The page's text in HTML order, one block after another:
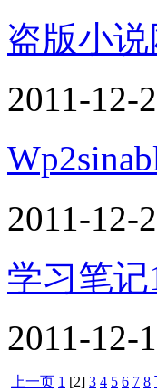
盗版小
2011-12-
2011-12-
学习笔
2011-12-
上一页 1 [2] 3 4 5 6 7 8